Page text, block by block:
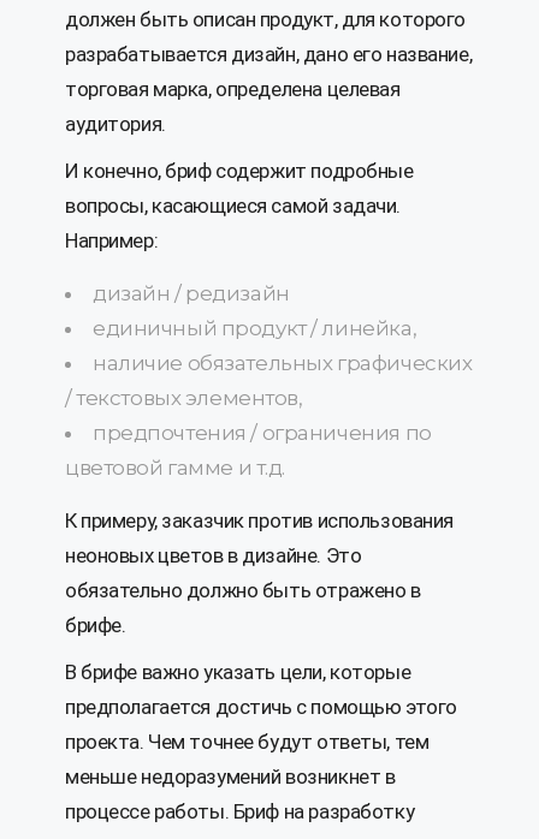
должен быть описан продукт, для которого
разрабатывается дизайн, дано его название,
торговая марка, определена целевая
аудитория.
И конечно, бриф содержит подробные
вопросы, касающиеся самой задачи.
Например:
дизайн / редизайн
единичный продукт / линейка,
наличие обязательных графических
/ текстовых элементов,
предпочтения / ограничения по
цветовой гамме и т.д.
К примеру, заказчик против использования
неоновых цветов в дизайне. Это
обязательно должно быть отражено в
брифе.
В брифе важно указать цели, которые
предполагается достичь с помощью этого
проекта. Чем точнее будут ответы, тем
меньше недоразумений возникнет в
процессе работы. Бриф на разработку